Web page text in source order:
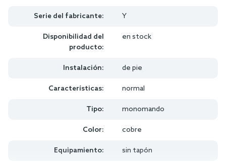
Serie del fabricante: Y
Disponibilidad del
producto:
en stock
Instalación: de pie
Características: normal
Tipo: monomando
Color: cobre
Equipamiento: sin tapón